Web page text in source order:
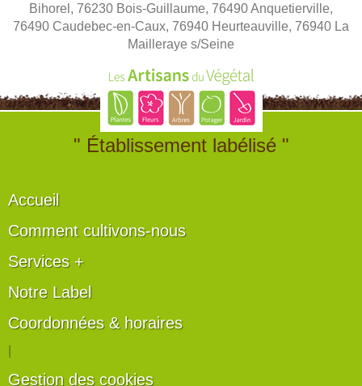
Bihorel, 76230 Bois-Guillaume, 76490 Anquetierville,
76490 Caudebec-en-Caux, 76940 Heurteauville, 76940 La
Mailleraye s/Seine
" Établissement labélisé "
Accueil
Comment cultivons-nous
Services +
Notre Label
Coordonnées & horaires
Gestion des cookies